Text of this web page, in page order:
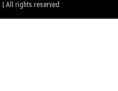
All rights reserved ©